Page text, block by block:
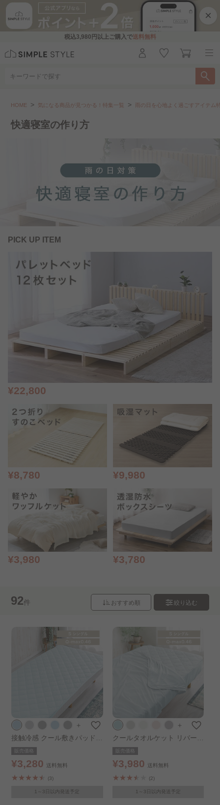
×
税込3,980円 以上ご購入で送料無料
HOME 気になる商品が見つかる！特集一覧 雨の日を心地よく過ごすアイテム
こちらをお探しですか？
お部屋でだら活
快適寝室の作り方
PICK UP ITEM
¥22,800
¥8,780 ¥9,980
¥3,980 ¥3,780
92件 おすすめ順 絞り込む
＋
接触冷感 クール敷きパッド
リバーシブル シングル アイ
スブルー
販売価格
¥3,280 送料無料
(3)
1～3日以内発送予定
＋
クールタオルケット リバーシ
ブル シングル アイスブルー
販売価格
¥3,980 送料無料
(2)
1～3日以内発送予定